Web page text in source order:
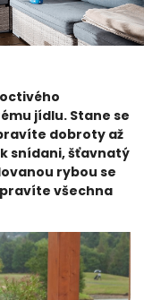
jídlu. Stane se
dobroty až
snídani, šťavnatý
rybou se
všechna